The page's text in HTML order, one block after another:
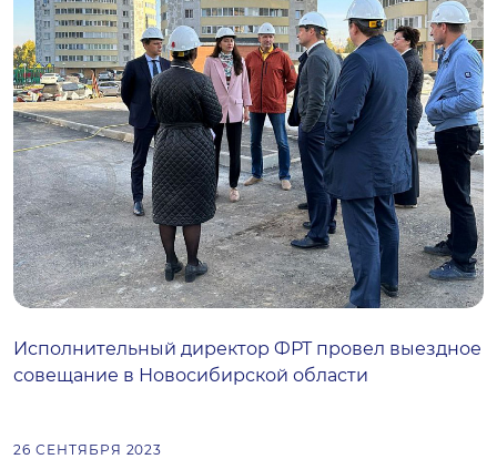
Исполнительный директор ФРТ провел выездное
совещание в Новосибирской области
26 СЕНТЯБРЯ 2023